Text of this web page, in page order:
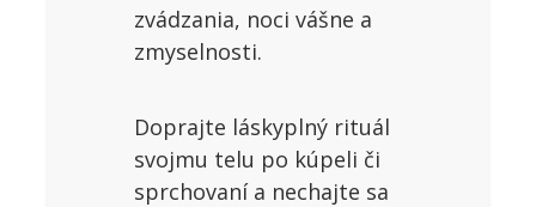
zvádzania, noci vášne a
zmyselnosti.
Doprajte láskyplný rituál
svojmu telu po kúpeli či
sprchovaní a nechajte sa